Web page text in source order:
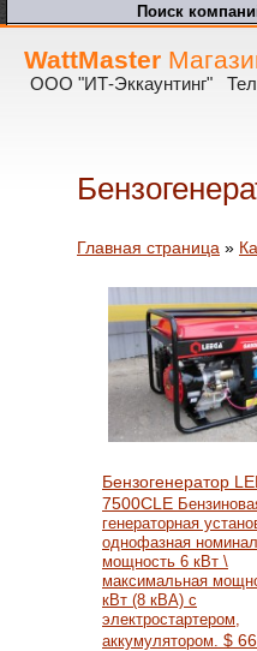
WattMaster
ООО "ИТ-Эккаунтинг"
Главная страница »
Бензогенератор
7500CLE
генераторная
однофазная
мощность 6 кВт \
максимальная
кВт (8 кВА) с
электростартером,
аккумулятором. $